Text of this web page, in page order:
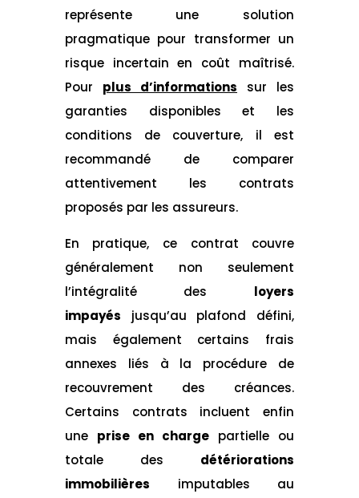
représente une solution
pragmatique pour transformer un
risque incertain en coût maîtrisé.
Pour plus d’informations sur les
garanties disponibles et les
conditions de couverture, il est
recommandé de comparer
attentivement les contrats
proposés par les assureurs.
En pratique, ce contrat couvre
généralement non seulement
l’intégralité des
loyers
impayés
jusqu’au plafond défini,
mais également certains frais
annexes liés à la procédure de
recouvrement des créances.
Certains contrats incluent enfin
une prise en charge partielle ou
totale des
détériorations
immobilières
imputables au